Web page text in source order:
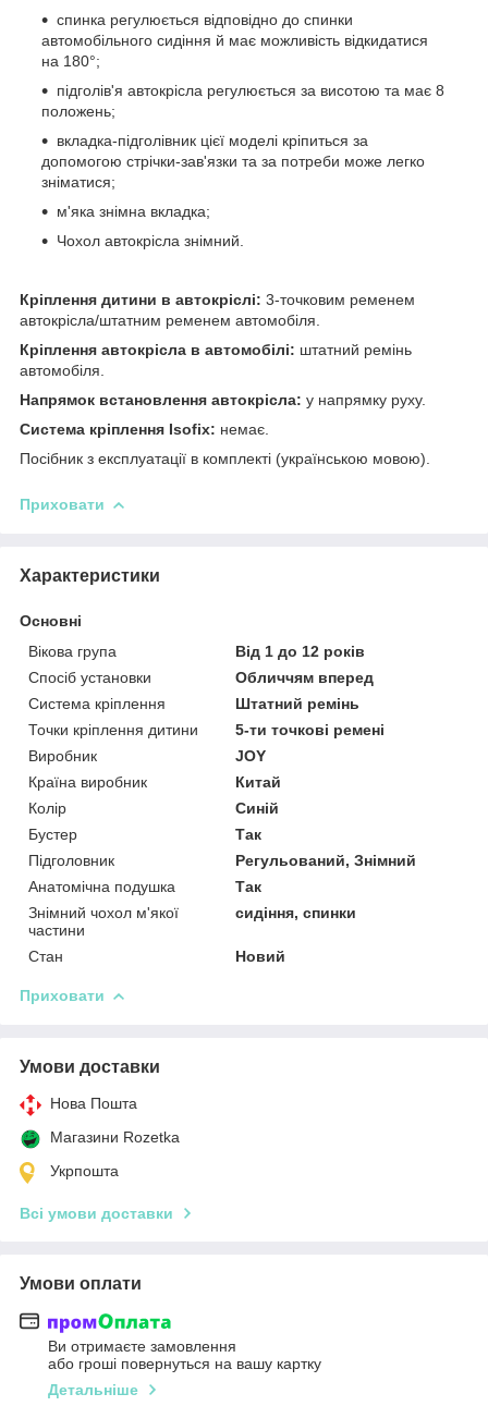
спинка регулюється відповідно до спинки
автомобільного сидіння й має можливість відкидатися
на 180°;
підголів'я автокрісла регулюється за висотою та має 8
положень;
вкладка-підголівник цієї моделі кріпиться за
допомогою стрічки-зав'язки та за потреби може легко
зніматися;
м'яка знімна вкладка;
Чохол автокрісла знімний.
Кріплення дитини в автокріслі: 3-точковим ременем
автокрісла/штатним ременем автомобіля.
Кріплення автокрісла в автомобілі: штатний ремінь
автомобіля.
Напрямок встановлення автокрісла: у напрямку руху.
Система кріплення Isofix: немає.
Посібник з експлуатації в комплекті (українською мовою).
Приховати
Характеристики
Основні
Вікова група
Від 1 до 12 років
Спосіб установки
Обличчям вперед
Система кріплення
Штатний ремінь
Точки кріплення дитини
5-ти точкові ремені
Виробник
JOY
Країна виробник
Китай
Колір
Синій
Бустер
Так
Підголовник
Регульований, Знімний
Анатомічна подушка
Так
Знімний чохол м'якої
частини
сидіння, спинки
Стан Новий
Приховати
Умови доставки
Нова Пошта
Магазини Rozetka
Укрпошта
Всі умови доставки
Умови оплати
Ви отримаєте замовлення
або гроші повернуться на вашу картку
Детальніше